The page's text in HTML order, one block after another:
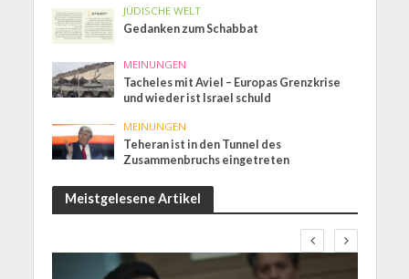
JÜDISCHE WELT
Gedanken zum Schabbat
MEINUNGEN
Tacheles mit Aviel – Europas Grenzkrise
und wieder ist Israel schuld
MEINUNGEN
Teheran ist in den Tunnel des
Zusammenbruchs eingetreten
Meistgelesene Artikel